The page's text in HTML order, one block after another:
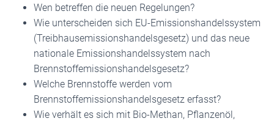
Wen betreffen die neuen Regelungen?
Wie unterscheiden sich EU-Emissionshandelssystem
(Treibhausemissionshandelsgesetz) und das neue
nationale Emissionshandelssystem nach
Brennstoffemissionshandelsgesetz?
Welche Brennstoffe werden vom
Brennstoffemissionshandelsgesetz erfasst?
Wie verhält es sich mit Bio-Methan, Pflanzenöl,